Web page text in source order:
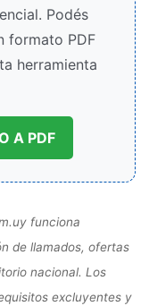
Podés
formato PDF
herramienta
A PDF
funciona
de llamados, ofertas
nacional. Los
excluyentes y